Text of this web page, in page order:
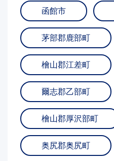
函館市
茅部郡鹿部町
檜山郡江差町
爾志郡乙部町
檜山郡厚沢部町
奥尻郡奥尻町